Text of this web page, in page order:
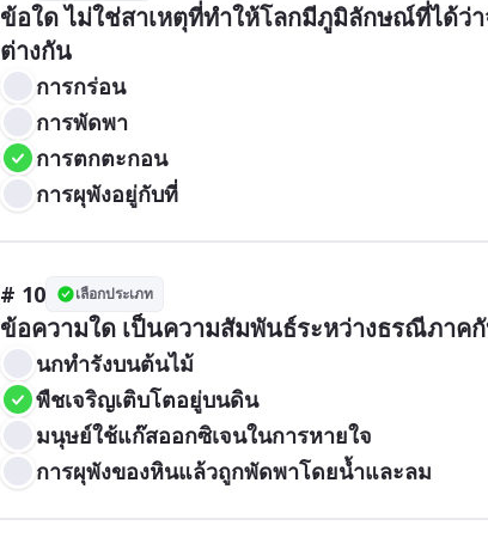
ข้อใด ไม่ใช่สาเหตุที่ทำให้โลกมีภูมิลักษณ์ที่ได้ว่
ต่างกัน
การกร่อน
การพัดพา
การตกตะกอน
การผุพังอยู่กับที่
# 10 เลือกประเภท
ข้อความใด เป็นความสัมพันธ์ระหว่างธรณีภาค
นกทำรังบนต้นไม้
พืชเจริญเติบโตอยู่บนดิน
มนุษย์ใช้แก๊สออกซิเจนในการหายใจ
การผุพังของหินแล้วถูกพัดพาโดยน้ำและลม